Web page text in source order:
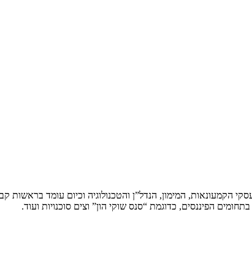
הקמעונאות, המימון, הנדל”ן והטכנולוגיה וכיום עומד
הפיננסים, כדוגמת “סנס שוקי הון” וצים סוכנויות ועוד.